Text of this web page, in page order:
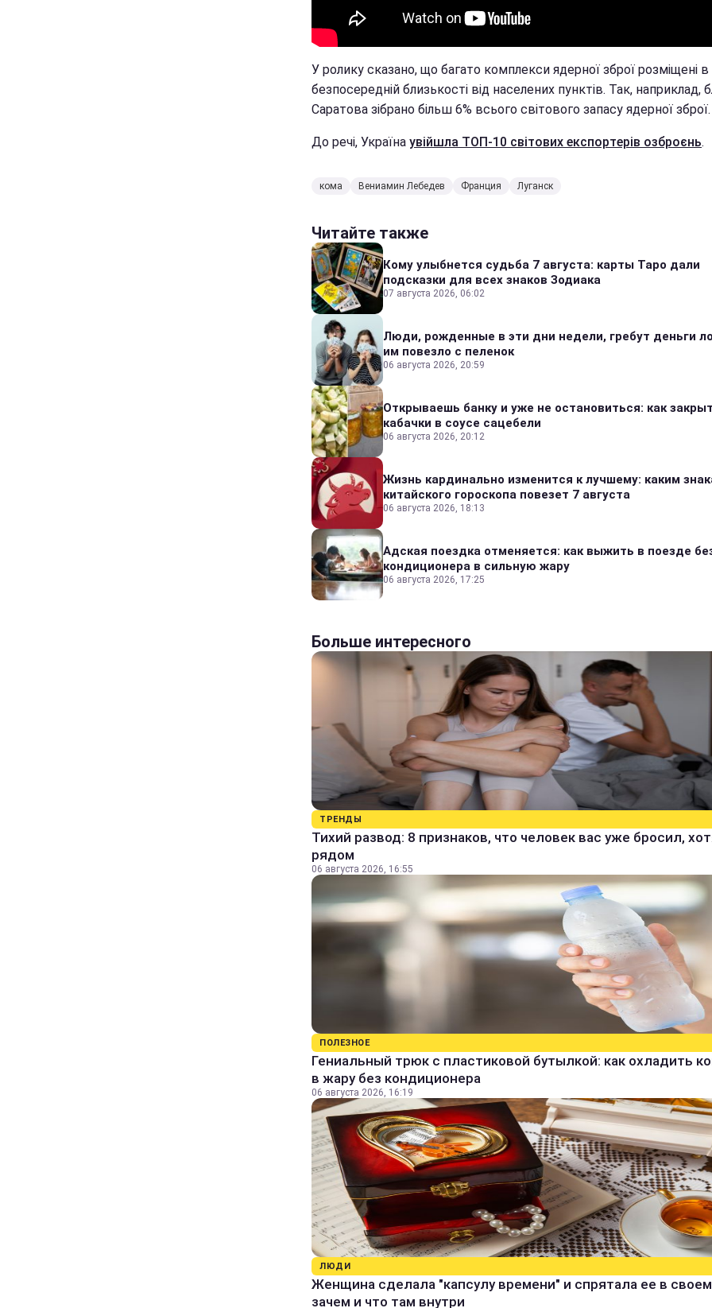
У ролику сказано, що багато комплекси ядерної зброї розміщені в
безпосередній близькості від населених пунктів. Так, наприклад,
Саратова зібрано більш 6% всього світового запасу ядерної зброї.
До речі, Україна увійшла ТОП-10 світових експортерів озброєнь.
кома Вениамин Лебедев Франция Луганск
Читайте также
Кому улыбнется судьба 7 августа: карты Таро дали
подсказки для всех знаков Зодиака
07 августа 2026, 06:02
Люди, рожденные в эти дни недели, гребут деньги
им повезло с пеленок
06 августа 2026, 20:59
Открываешь банку и уже не остановиться: как
кабачки в соусе сацебели
06 августа 2026, 20:12
Жизнь кардинально изменится к лучшему: каким
китайского гороскопа повезет 7 августа
06 августа 2026, 18:13
Адская поездка отменяется: как выжить в поезде
кондиционера в сильную жару
06 августа 2026, 17:25
Больше интересного
ТРЕНДЫ
Тихий развод: 8 признаков, что человек вас уже бросил,
рядом
06 августа 2026, 16:55
ПОЛЕЗНОЕ
Гениальный трюк с пластиковой бутылкой: как охладить
в жару без кондиционера
06 августа 2026, 16:19
ЛЮДИ
Женщина сделала "капсулу времени" и спрятала ее в
зачем и что там внутри